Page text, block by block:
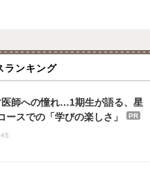
ランキング
医師への憧れ…1期生が語る、星
ースでの「学びの楽しさ」
PR